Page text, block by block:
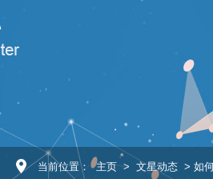
当前位置： 主页 > 文星动态 > 如